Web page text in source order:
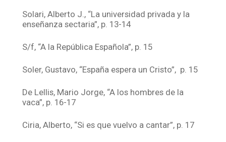
Solari, Alberto J., “La universidad privada y la
enseñanza sectaria”, p. 13-14
S/f, “A la República Española”, p. 15
Soler, Gustavo, “España espera un Cristo”, p. 15
De Lellis, Mario Jorge, “A los hombres de la
vaca”, p. 16-17
Ciria, Alberto, “Si es que vuelvo a cantar”, p. 17